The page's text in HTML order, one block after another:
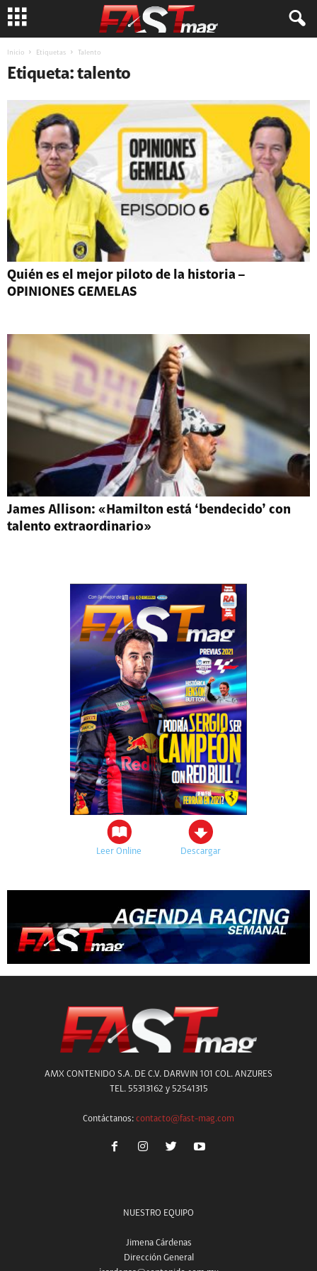
Inicio Etiquetas Talento
Etiqueta: talento
Quién es el mejor piloto de la historia –
OPINIONES GEMELAS
James Allison: «Hamilton está ‘bendecido’ con
talento extraordinario»
Leer Online Descargar
AMX CONTENIDO S.A. DE C.V. DARWIN 101 COL. ANZURES
TEL. 55313162 y 52541315
Contáctanos: contacto@fast-mag.com
NUESTRO EQUIPO
Jimena Cárdenas
Dirección General